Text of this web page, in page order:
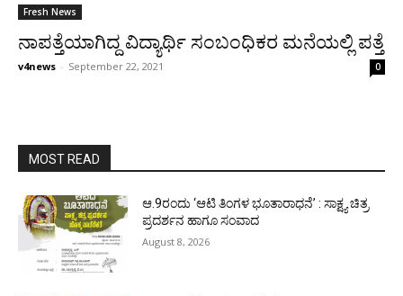
Fresh News
ನಾಪತ್ತೆಯಾಗಿದ್ದ ವಿದ್ಯಾರ್ಥಿ ಸಂಬಂಧಿಕರ ಮನೆಯಲ್ಲಿ ಪತ್ತೆ
v4news - September 22, 2021 0
MOST READ
ಆ.9ರಂದು ‘ಆಟಿ ತಿಂಗಳ ಭೂತಾರಾಧನೆ’ : ಸಾಕ್ಷ್ಯ ಚಿತ್ರ
ಪ್ರದರ್ಶನ ಹಾಗೂ ಸಂವಾದ
August 8, 2026